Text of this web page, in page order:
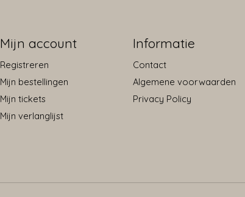
Mijn account
Registreren
Mijn bestellingen
Mijn tickets
Mijn verlanglijst
Informatie
Contact
Algemene voorwaarden
Privacy Policy